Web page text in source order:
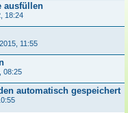
ausfüllen
18:24
11:55
08:25
automatisch gespeichert